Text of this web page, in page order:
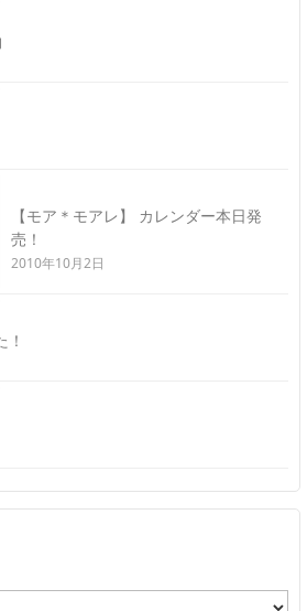
【モア＊モアレ】 カレンダー本日発
売！
2010年10月2日